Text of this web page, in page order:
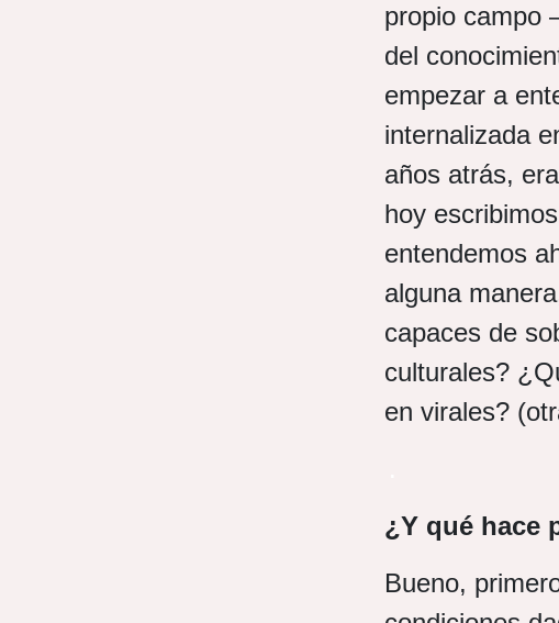
propio campo
del
empezar a
internalizada
años atrás,
hoy
entendemos
alguna
capaces de
culturales?
en virales?
¿Y qué hace
Bueno,